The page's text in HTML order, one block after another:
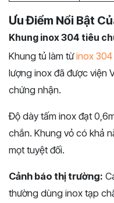
Ưu Điểm Nổi Bật
Khung inox 304 tiêu
Khung tủ làm từinox 304
lượng inox đã được viện
chứng nhận.
Độ dày tấm inox đạt
chắn. Khung vỏ có khả
mọt tuyệt đối.
Cảnh báo thị trường:
thường dùng inox tạp